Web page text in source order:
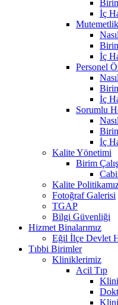
İç
Mutemetlik
İç
Personel
İç
Sorumlu
İç
Kalite Yönetimi
Birim
Kalite
Fotoğraf Galerisi
TGAP
Bilgi Güvenliği
Hizmet Binalarımız
Eğil İlçe Devlet
Tıbbi Birimler
Kliniklerimiz
Acil Tıp